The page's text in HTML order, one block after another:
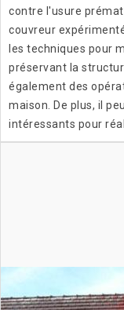
contre l'usure
couvreur
les techniques pour
préservant la
également des
maison. De plus, il
intéressants pour